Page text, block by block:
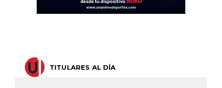
TITULARES AL DÍA